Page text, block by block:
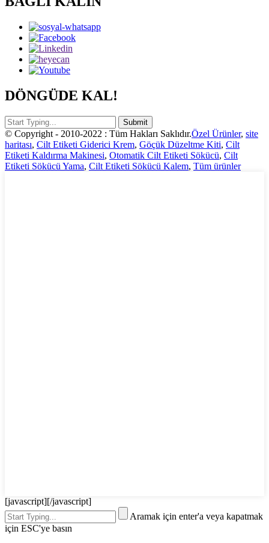
DÖNGÜDE KAL!
© Copyright - 2010-2022 : Tüm Hakları Saklıdır.Özel Ürünler, site
haritası, Cilt Etiketi Giderici Krem, Göçük Düzeltme Kiti, Cilt
Etiketi Kaldırma Makinesi, Otomatik Cilt Etiketi Sökücü, Cilt
Etiketi Sökücü Yama, Cilt Etiketi Sökücü Kalem, Tüm ürünler
[javascript][/javascript]
Aramak için enter'a veya kapatmak
için ESC'ye basın